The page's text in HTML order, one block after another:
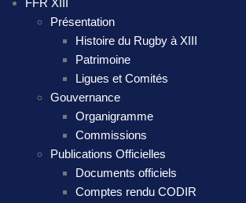
FFR XIII
Présentation
Histoire du Rugby à XIII
Patrimoine
Ligues et Comités
Gouvernance
Organigramme
Commissions
Publications Officielles
Documents officiels
Comptes rendu CODIR